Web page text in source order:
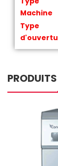
Machine
Type